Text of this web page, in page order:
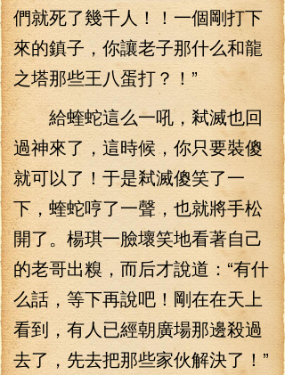
們就死了幾千人！！一個剛打下
來的鎮子，你讓老子那什么和龍
之塔那些王八蛋打？！”
給蝰蛇這么一吼，弒滅也回
過神來了，這時候，你只要裝傻
就可以了！于是弒滅傻笑了一
下，蝰蛇哼了一聲，也就將手松
開了。楊琪一臉壞笑地看著自己
的老哥出糗，而后才說道：“有什
么話，等下再說吧！剛在在天上
看到，有人已經朝廣場那邊殺過
去了，先去把那些家伙解決了！”